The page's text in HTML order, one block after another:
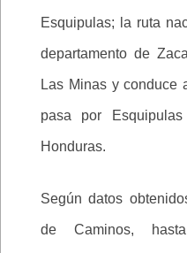
Esquipulas; la ruta
departamento de
Las Minas y conduce
pasa por
Honduras.
Según datos
de Caminos,